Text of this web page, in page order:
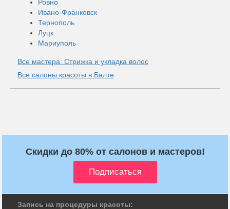
Ровно
Ивано-Франковск
Тернополь
Луцк
Мариуполь
Все мастера: Стрижка и укладка волос
Все салоны красоты в Балте
Скидки до 80% от салонов и мастеров!
Запись на процедуры красоты: